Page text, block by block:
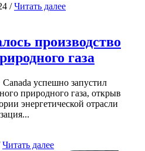
/Читать далее
производство
газа
успешно запустил
природного газа, открыв
энергетической отрасли
Читать далее